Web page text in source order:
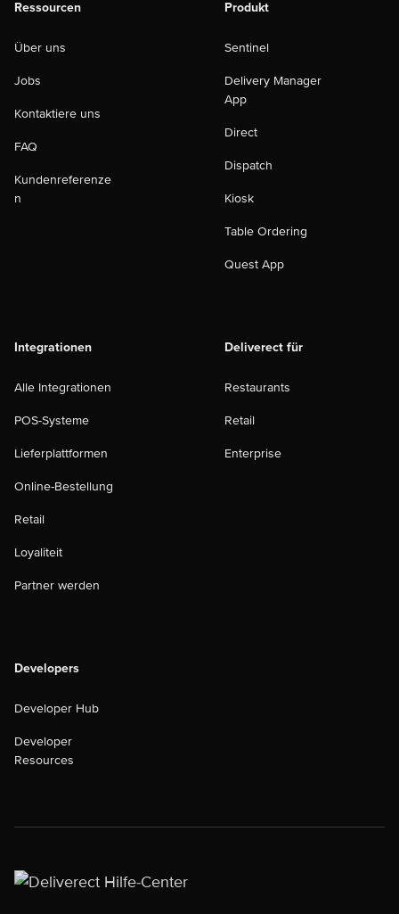
Ressourcen
Über uns
Jobs
Kontaktiere uns
FAQ
Kundenreferenze
n
Produkt
Sentinel
Delivery Manager
App
Direct
Dispatch
Kiosk
Table Ordering
Quest App
Integrationen
Alle Integrationen
POS-Systeme
Lieferplattformen
Online-Bestellung
Retail
Loyaliteit
Partner werden
Deliverect für
Restaurants
Retail
Enterprise
Developers
Developer Hub
Developer
Resources